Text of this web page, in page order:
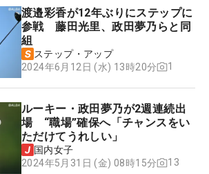
渡邉彩香が12年ぶりにステップに
参戦 藤田光里、政田夢乃らと同
組
ステップ・アップ
2024年6月12日 (水) 13時20分
1
ルーキー・政田夢乃が2週連続出
場 “職場”確保へ「チャンスをい
ただけてうれしい」
国内女子
2024年5月31日 (金) 08時15分
13